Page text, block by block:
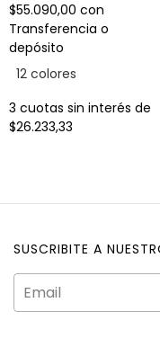
$55.090,00 con
Transferencia o
depósito
12 colores
3 cuotas sin interés de
$26.233,33
SUSCRIBITE A